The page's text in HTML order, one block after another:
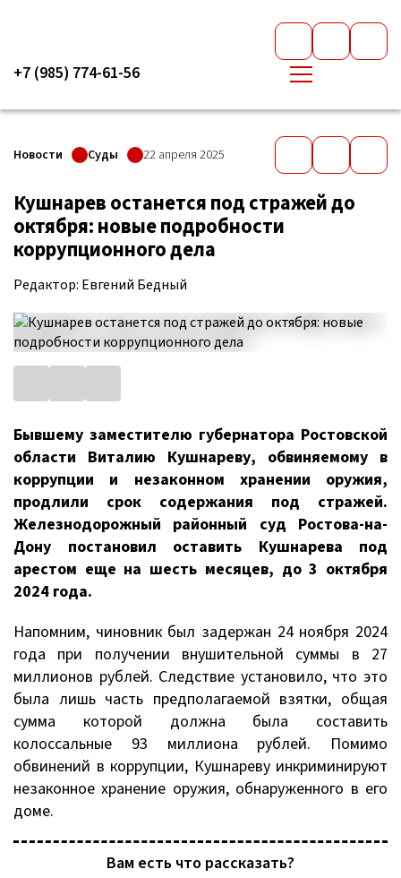
+7 (985) 774-61-56
Новости Суды 22 апреля 2025
Кушнарев останется под стражей до
октября: новые подробности
коррупционного дела
Редактор: Евгений Бедный
Бывшему заместителю губернатора Ростовской
области Виталию Кушнареву, обвиняемому в
коррупции и незаконном хранении оружия,
продлили срок содержания под стражей.
Железнодорожный районный суд Ростова-на-
Дону постановил оставить Кушнарева под
арестом еще на шесть месяцев, до 3 октября
2024 года.
Напомним, чиновник был задержан 24 ноября 2024
года при получении внушительной суммы в 27
миллионов рублей. Следствие установило, что это
была лишь часть предполагаемой взятки, общая
сумма которой должна была составить
колоссальные 93 миллиона рублей. Помимо
обвинений в коррупции, Кушнареву инкриминируют
незаконное хранение оружия, обнаруженного в его
доме.
Вам есть что рассказать?